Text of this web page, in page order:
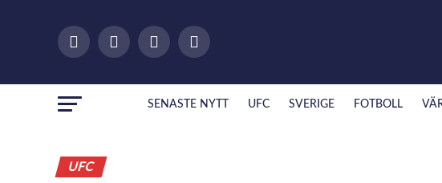
SENASTE NYTT UFC SVERIGE FOTBOLL
UFC